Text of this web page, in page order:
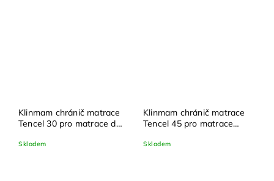
Klinmam chránič matrace
Tencel 30 pro matrace do
zdarma
Skladem
Klinmam chránič matrace
Tencel 45 pro matrace
zdarma
Skladem